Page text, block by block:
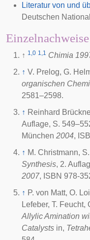
Literatur von und
Deutschen
Einzelnachweise
↑ 1,0 1,1 Chimia
↑ V. Prelog, G.
organischen
2581–2598.
↑ Reinhard
Auflage, S.
München 2004,
↑ M. Christmann,
Synthesis, 2.
2007, ISBN 978-
↑ P. von Matt, O.
Lefeber, T. Feucht,
Allylic Amination
Catalysts in,